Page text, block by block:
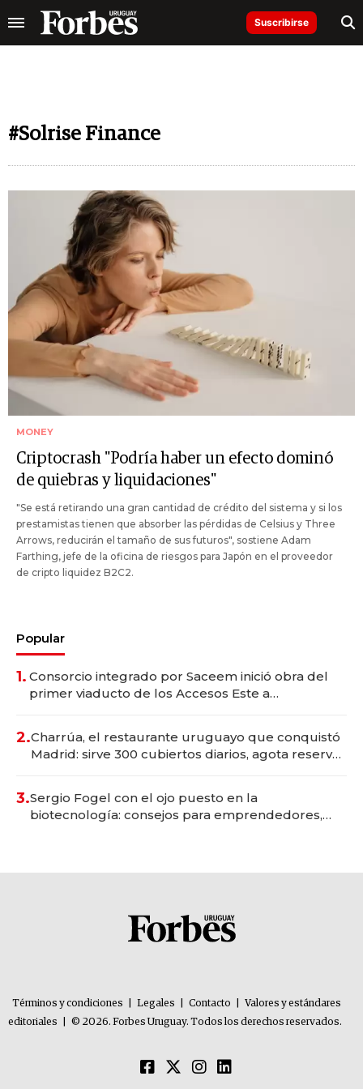
Suscribirse
#Solrise Finance
MONEY
Criptocrash "Podría haber un efecto dominó
de quiebras y liquidaciones"
"Se está retirando una gran cantidad de crédito del sistema y si los
prestamistas tienen que absorber las pérdidas de Celsius y Three
Arrows, reducirán el tamaño de sus futuros", sostiene Adam
Farthing, jefe de la oficina de riesgos para Japón en el proveedor
de cripto liquidez B2C2.
Popular
1. Consorcio integrado por Saceem inició obra del
primer viaducto de los Accesos Este a
2.Charrúa, el restaurante uruguayo que conquistó
Madrid: sirve 300 cubiertos diarios, agota reservas
3.Sergio Fogel con el ojo puesto en la
biotecnología: consejos para emprendedores,
Términos y condiciones Legales Contacto
Valores y estándares
editoriales
© 2026. Forbes Uruguay. Todos los derechos reservados.